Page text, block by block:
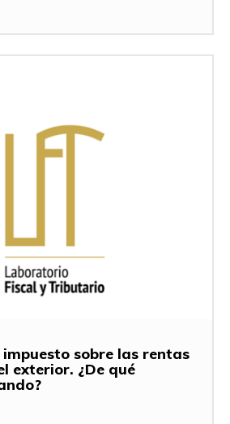
impuesto sobre las rentas
exterior. ¿De qué